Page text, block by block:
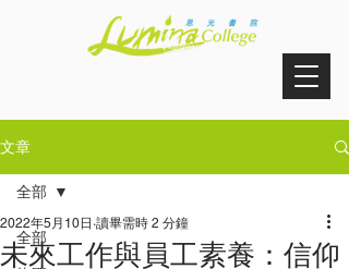
文章
全部
全部
未來工作與員工素養：信仰
2022年5月10日 讀畢需時 2 分鐘